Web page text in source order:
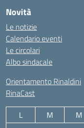
Novità
Le notizie
Calendario eventi
Le circolari
Albo sindacale
Orientamento Rinaldini
RinaCast
L M M